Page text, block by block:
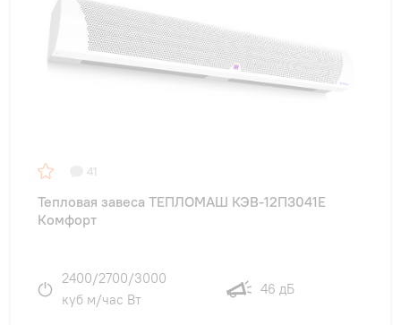
41
Тепловая завеса ТЕПЛОМАШ КЭВ-12П3041E
Комфорт
2400/2700/3000
куб м/час Вт
46 дБ